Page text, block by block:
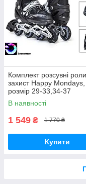
Комплект розсувні
захист Happy Mondays,
розмір 29-33,34-37
В наявності
1 549 ₴ 1 770 ₴
Купити